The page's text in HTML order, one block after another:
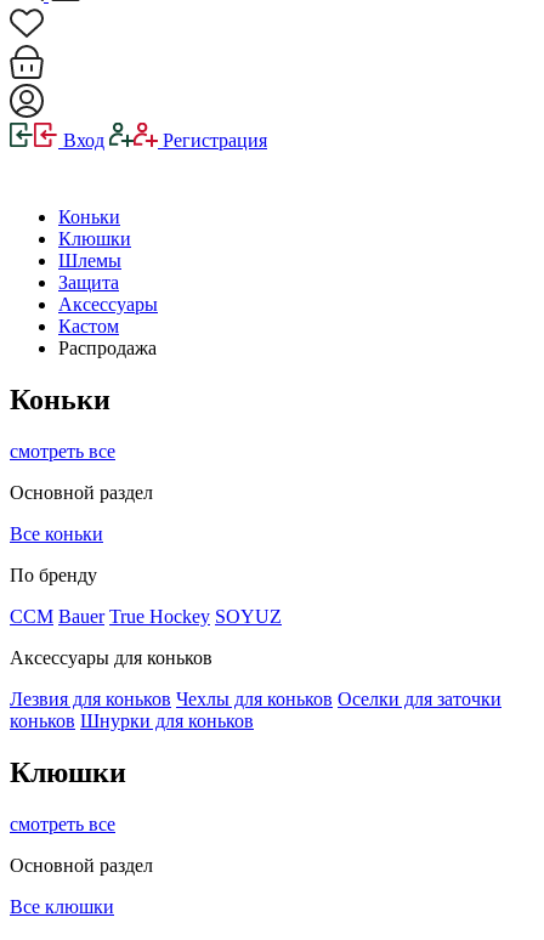
Вход Регистрация
Коньки
Клюшки
Шлемы
Защита
Аксессуары
Кастом
Распродажа
Коньки
смотреть все
Основной раздел
Все коньки
По бренду
ССМ Bauer True Hockey SOYUZ
Аксессуары для коньков
Лезвия для коньков Чехлы для коньков Оселки для заточки
коньков Шнурки для коньков
Клюшки
смотреть все
Основной раздел
Все клюшки